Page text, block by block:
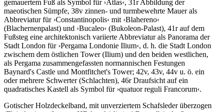
gemauertem Fuß als Symbol für ›Atlas‹, 31r Abbildung der
maeotischen Sümpfe, 38v zinnen- und turmbewehrte Mauer als
Abbreviatur für ›Constantinopolis‹ mit ›Blahereno‹
(Blachernenpalast) und ›Bucaleo‹ (Bukoleon-Palast), 41r auf dem
Fußsteg eine architektonisch variierte Abbreviatur als Panorama der
Stadt London für ›Pergama Londonie Ilium‹, d. h. die Stadt London
zwischem dem östlichen Tower (Ilium) und den beiden westlichen,
als Pergama zusammengefassten normannischen Festungen
Baynard's Castle und Montfitchet's Tower; 42v, 43v, 44v u. ö. ein
oder mehrere Schwerter (Schlachten), 46r Draufsicht auf ein
quadratisches Kastell als Symbol für ›quatuor reguli Francorum‹.
Gotischer Holzdeckelband, mit unverziertem Schafsleder überzogen